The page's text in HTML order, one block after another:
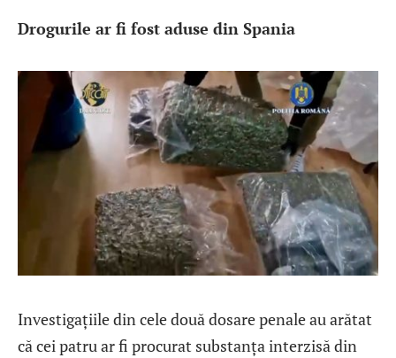
Drogurile ar fi fost aduse din Spania
Investigațiile din cele două dosare penale au arătat
că cei patru ar fi procurat substanța interzisă din